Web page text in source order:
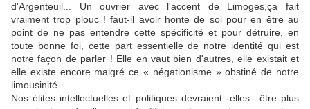
d'Argenteuil... Un ouvrier avec l'accent de Limoges,ça fait
vraiment trop plouc ! faut-il avoir honte de soi pour en être au
point de ne pas entendre cette spécificité et pour détruire, en
toute bonne foi, cette part essentielle de notre identité qui est
notre façon de parler ! Elle en vaut bien d'autres, elle existait et
elle existe encore malgré ce « négationisme » obstiné de notre
limousinité.
Nos élites intellectuelles et politiques devraient -elles –être plus